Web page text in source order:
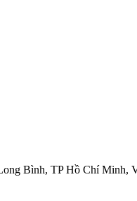
Bình, TP Hồ Chí Minh,